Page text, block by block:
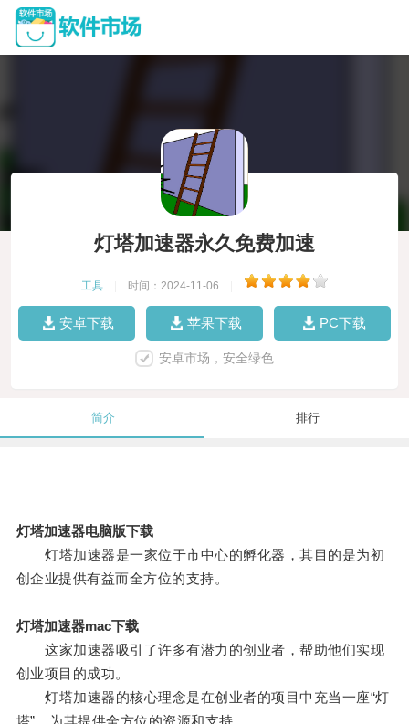
灯塔加速器永久免费加速
工具 时间：2024-11-06
安卓下载 苹果下载 PC下载
安卓市场，安全绿色
简介 排行
灯塔加速器电脑版下载
灯塔加速器是一家位于市中心的孵化器，其目的是为初
创企业提供有益而全方位的支持。
灯塔加速器mac下载
这家加速器吸引了许多有潜力的创业者，帮助他们实现
创业项目的成功。
灯塔加速器的核心理念是在创业者的项目中充当一座“灯